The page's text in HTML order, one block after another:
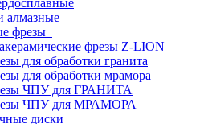
алмазные
фрезы
фрезы Z-LION
для обработки гранита
для обработки мрамора
ЧПУ для ГРАНИТА
ЧПУ для МРАМОРА
диски